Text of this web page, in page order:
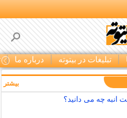
تبلیغات در بیتوته درباره ما
انبه چه می دانید؟
بیشتر